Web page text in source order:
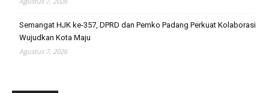
Semangat HJK ke-357, DPRD dan Pemko Padang Perkuat Kolaborasi
Wujudkan Kota Maju
Agustus 7, 2026